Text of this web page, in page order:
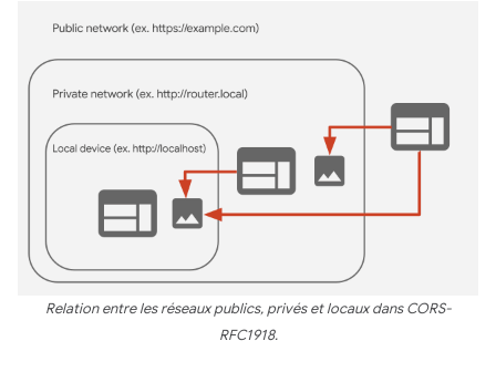
Relation entre les réseaux publics, privés et locaux dans CORS-
RFC1918.